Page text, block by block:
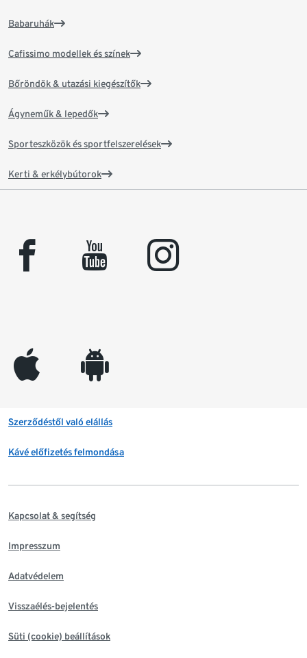
Babaruhák
Cafissimo modellek és színek
Bőröndök & utazási kiegészítők
Ágyneműk & lepedők
Sporteszközök és sportfelszerelések
Kerti & erkélybútorok
facebook youtube instagram
appleinc android
Szerződéstől való elállás
Kávé előfizetés felmondása
Kapcsolat & segítség
Impresszum
Adatvédelem
Visszaélés-bejelentés
Süti (cookie) beállítások